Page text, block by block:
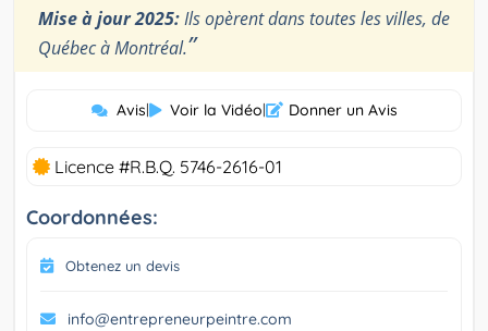
Mise à jour 2025:Ils opèrent dans toutes les villes, de
Québec à Montréal.”
Avis| Voir la Vidéo| Donner un Avis
Licence #R.B.Q. 5746-2616-01
Coordonnées:
Obtenez un devis
info@entrepreneurpeintre.com